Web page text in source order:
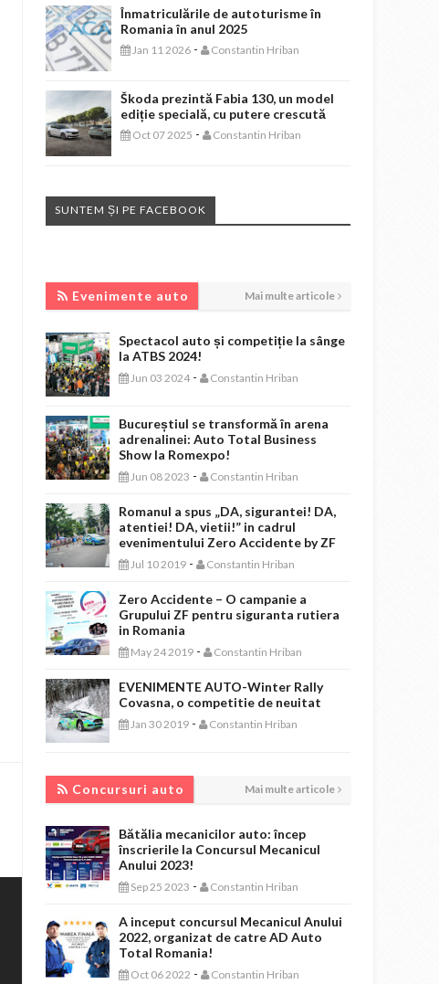
Înmatriculările de autoturisme în
Romania în anul 2025
Jan 11 2026 - Constantin Hriban
Škoda prezintă Fabia 130, un model
ediție specială, cu putere crescută
Oct 07 2025 - Constantin Hriban
SUNTEM ȘI PE FACEBOOK
Evenimente auto Mai multe articole
Spectacol auto și competiție la sânge
la ATBS 2024!
Jun 03 2024 - Constantin Hriban
Bucureștiul se transformă în arena
adrenalinei: Auto Total Business
Show la Romexpo!
Jun 08 2023 - Constantin Hriban
Romanul a spus „DA, sigurantei! DA,
atentiei! DA, vietii!” in cadrul
evenimentului Zero Accidente by ZF
Jul 10 2019 - Constantin Hriban
Zero Accidente – O campanie a
Grupului ZF pentru siguranta rutiera
in Romania
May 24 2019 - Constantin Hriban
EVENIMENTE AUTO-Winter Rally
Covasna, o competitie de neuitat
Jan 30 2019 - Constantin Hriban
Concursuri auto Mai multe articole
Bătălia mecanicilor auto: încep
înscrierile la Concursul Mecanicul
Anului 2023!
Sep 25 2023 - Constantin Hriban
A inceput concursul Mecanicul Anului
2022, organizat de catre AD Auto
Total Romania!
Oct 06 2022 - Constantin Hriban